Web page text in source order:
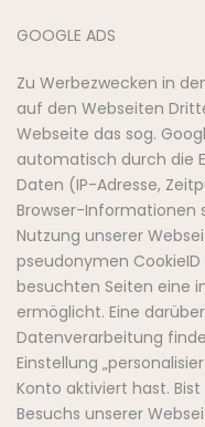
GOOGLE ADS
Zu Werbezwecken in
auf den Webseiten
Webseite das sog.
automatisch durch die
Daten (IP-Adresse,
Browser-Informationen
Nutzung unserer
pseudonymen
besuchten Seiten eine
ermöglicht. Eine
Datenverarbeitung
Einstellung
Konto aktiviert hast.
Besuchs unserer